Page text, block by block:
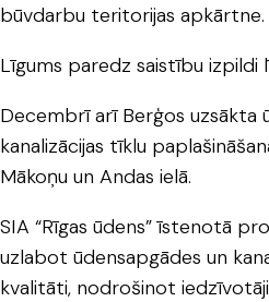
būvdarbu teritorijas apkārtne.
Līgums paredz saistību izpildi
Decembrī arī Berģos uzsākta
kanalizācijas tīklu
Mākoņu un Andas ielā.
SIA “Rīgas ūdens” īstenotā
uzlabot ūdensapgādes un
kvalitāti, nodrošinot